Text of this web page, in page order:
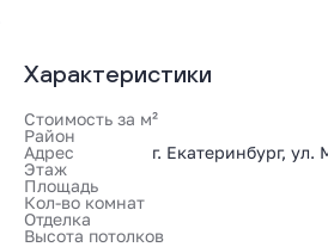
Характеристики
Стоимость за м²
Район
Адрес
г. Екатеринбург,
Этаж
Площадь
Кол-во комнат
Отделка
Высота потолков